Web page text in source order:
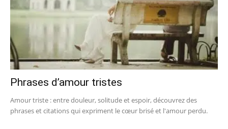
Phrases d’amour tristes
Amour triste : entre douleur, solitude et espoir, découvrez des
phrases et citations qui expriment le cœur brisé et l'amour perdu.